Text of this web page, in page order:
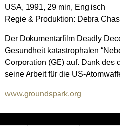
USA, 1991, 29 min, Englisch
Regie & Produktion: Debra
Der Dokumentarfilm Deadly
Gesundheit katastrophalen
Corporation (GE) auf. Dank des
seine Arbeit für die US-
www.groundspark.org